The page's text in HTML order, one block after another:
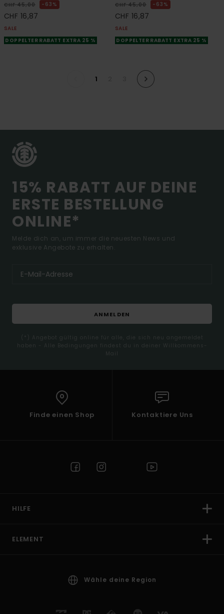
CHF 45,00 63%
CHF 16,87
SALE
DOPPELTER RABATT EXTRA 25 %
CHF 45,00 63%
CHF 16,87
SALE
DOPPELTER RABATT EXTRA 25 %
1
15% RABATT AUF DEINE
ERSTE BESTELLUNG
ONLINE*
Melde dich an, um immer die neuesten News und
exklusive Angebote zu erhalten.
ANMELDEN
(*) Angebot gültig online für alle, die sich neu angemeldet
haben - Alle Bedingungen findest du in deiner Willkommens-
Mail
Finde einen Shop Kontaktiere Uns
HILFE
ELEMENT
Wähle deine Region